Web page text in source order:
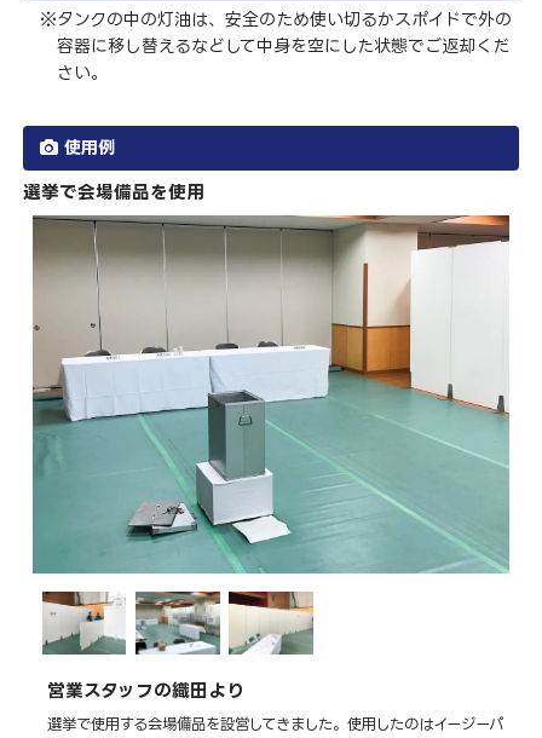
タンクの中の灯油は、安全のため使い切るかスポイドで外の
容器に移し替えるなどして中身を空にした状態でご返却くだ
さい。
使用例
選挙で会場備品を使用
営業スタッフの織田より
選挙で使用する会場備品を設営してきました。使用したのはイージーパ